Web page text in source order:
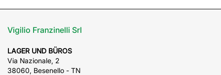
Vigilio Franzinelli Srl
LAGER UND BÜROS
Via Nazionale, 2
38060, Besenello - TN